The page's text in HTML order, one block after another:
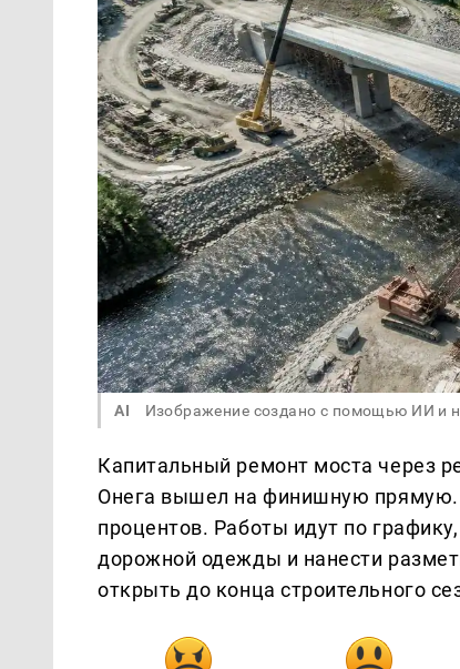
AI Изображение создано с помощью ИИ и
Капитальный ремонт моста через
Онега вышел на финишную прямую.
процентов. Работы идут по
дорожной одежды и нанести
открыть до конца строительного